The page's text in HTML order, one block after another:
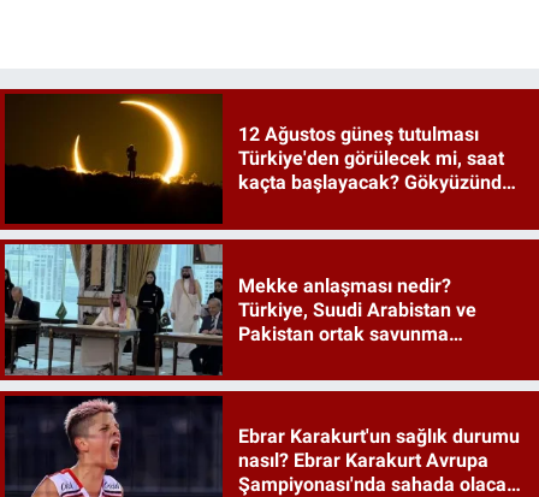
12 Ağustos güneş tutulması
Türkiye'den görülecek mi, saat
kaçta başlayacak? Gökyüzünde
Mekke anlaşması nedir?
Türkiye, Suudi Arabistan ve
Pakistan ortak savunma
Ebrar Karakurt'un sağlık durumu
nasıl? Ebrar Karakurt Avrupa
Şampiyonası'nda sahada olacak